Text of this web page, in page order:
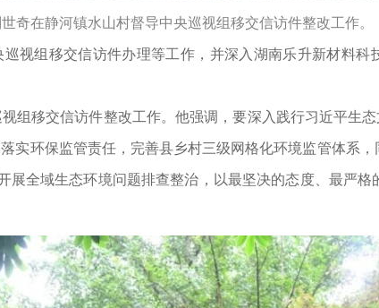
奇在静河镇水山村督导中央巡视组移交信访件整改工作。
组移交信访件办理等工作，并深入湖南乐升新材料科
移交信访件整改工作。他强调，要深入践行习近平生态
实环保监管责任，完善县乡村三级网格化环境监管体系
展全域生态环境问题排查整治，以最坚决的态度、最严